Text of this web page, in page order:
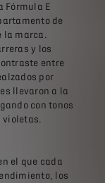
Fórmula E
de
la marca.
y los
entre
por
llevaron a la
con tonos
violetas.
el que cada
los